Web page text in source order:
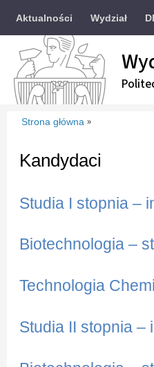
Aktualności Wydział
Strona główna »
Kandydaci
Studia I stopnia –
Biotechnologia –
Technologia
Studia II stopnia –